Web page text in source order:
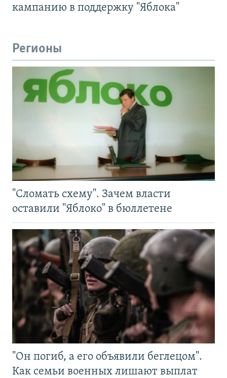
кампанию в поддержку "Яблока"
Регионы
"Сломать схему". Зачем власти
оставили "Яблоко" в бюллетене
"Он погиб, а его объявили беглецом".
Как семьи военных лишают выплат